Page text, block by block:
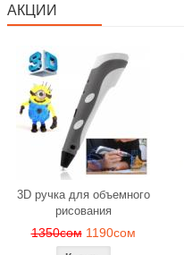
3D ручка для объемного
рисования
1350сом
АКЦИИ
3D ручка для объемного
рисования
1350сом 1190сом